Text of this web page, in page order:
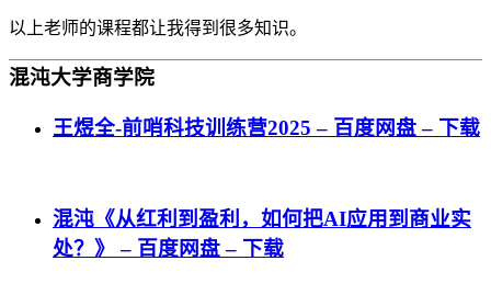
以上老师的课程都让我得到很多知识。
混沌大学商学院
王煜全-前哨科技训练营2025 – 百度网盘 – 下载
混沌《从红利到盈利，如何把AI应用到商业实
处？》 – 百度网盘 – 下载